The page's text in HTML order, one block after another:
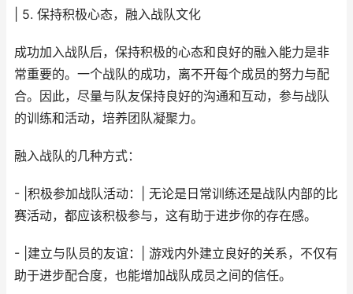
| 5. 保持积极心态，融入战队文化
成功加入战队后，保持积极的心态和良好的融入能力是非
常重要的。一个战队的成功，离不开每个成员的努力与配
合。因此，尽量与队友保持良好的沟通和互动，参与战队
的训练和活动，培养团队凝聚力。
融入战队的几种方式：
- |积极参加战队活动：| 无论是日常训练还是战队内部的比
赛活动，都应该积极参与，这有助于进步你的存在感。
- |建立与队员的友谊：| 游戏内外建立良好的关系，不仅有
助于进步配合度，也能增加战队成员之间的信任。